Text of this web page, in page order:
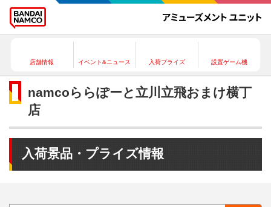
店舗情報 イベント&ニュース 入荷プライズ 設置ゲーム機
namcoららぽーと立川立飛おまけ横丁
店
入荷景品・プライズ情報